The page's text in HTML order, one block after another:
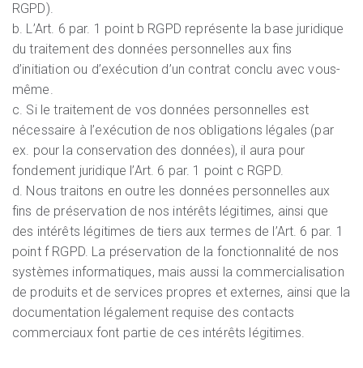
RGPD).
b. L’Art. 6 par. 1 point b RGPD représente la base juridique
du traitement des données personnelles aux fins
d’initiation ou d’exécution d’un contrat conclu avec vous-
même.
c. Si le traitement de vos données personnelles est
nécessaire à l’exécution de nos obligations légales (par
ex. pour la conservation des données), il aura pour
fondement juridique l’Art. 6 par. 1 point c RGPD.
d. Nous traitons en outre les données personnelles aux
fins de préservation de nos intérêts légitimes, ainsi que
des intérêts légitimes de tiers aux termes de l’Art. 6 par. 1
point f RGPD. La préservation de la fonctionnalité de nos
systèmes informatiques, mais aussi la commercialisation
de produits et de services propres et externes, ainsi que la
documentation légalement requise des contacts
commerciaux font partie de ces intérêts légitimes.